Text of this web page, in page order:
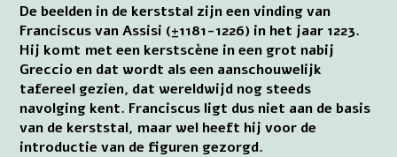
De beelden in de kerststal zijn een vinding van
Franciscus van Assisi (±1181-1226) in het jaar 1223.
Hij komt met een kerstscène in een grot nabij
Greccio en dat wordt als een aanschouwelijk
tafereel gezien, dat wereldwijd nog steeds
navolging kent. Franciscus ligt dus niet aan de basis
van de kerststal, maar wel heeft hij voor de
introductie van de figuren gezorgd.